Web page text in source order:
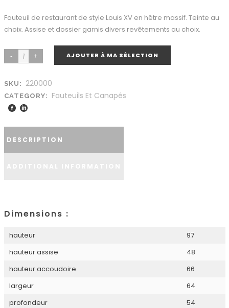
Fauteuil de restaurant de style Louis XV en hêtre massif. Teinte au
choix. Assise et dossier garnis divers revêtements au choix.
AJOUTER À MA SÉLECTION
SKU: 220000
CATEGORY: Fauteuils Et Canapés
DESCRIPTION
Dimensions :
hauteur
97
hauteur assise
48
hauteur accoudoire
66
largeur
64
profondeur
54